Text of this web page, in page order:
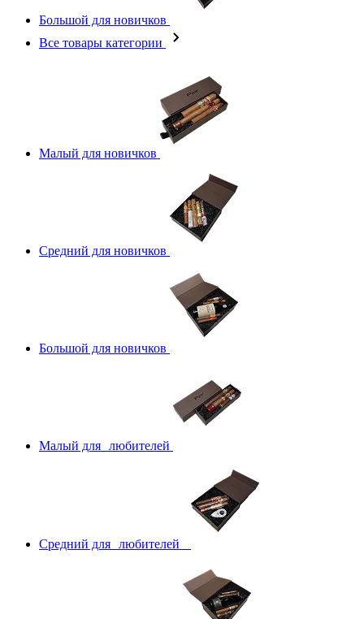
Большой для новичков
Все товары категории
Малый для новичков
Средний для новичков
Большой для новичков
Малый для любителей
Средний для любителей